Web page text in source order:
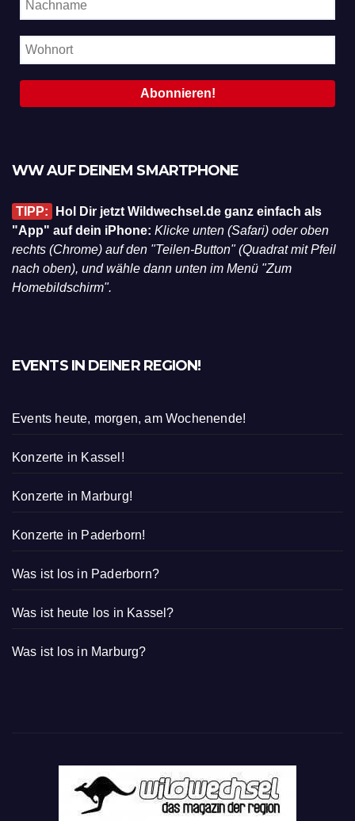
WW AUF DEINEM SMARTPHONE
TIPP:
Hol Dir jetzt Wildwechsel.de ganz einfach als
"App" auf dein iPhone: Klicke unten (Safari) oder oben
rechts (Chrome) auf den "Teilen-Button" (Quadrat mit Pfeil
nach oben), und wähle dann unten im Menü "Zum
Homebildschirm".
EVENTS IN DEINER REGION!
Events heute, morgen, am Wochenende!
Konzerte in Kassel!
Konzerte in Marburg!
Konzerte in Paderborn!
Was ist los in Paderborn?
Was ist heute los in Kassel?
Was ist los in Marburg?